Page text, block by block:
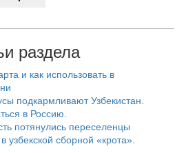
раздела
и как использовать в
подкармливают Узбекистан.
в Россию.
потянулись переселенцы
узбекской сборной «крота».